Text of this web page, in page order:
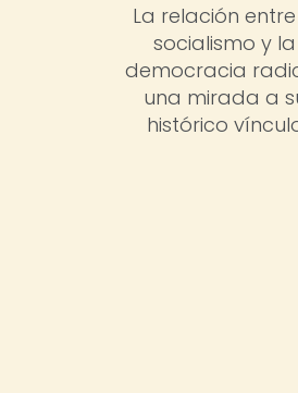
La relación
socialismo y la
democracia
una mirada a
histórico